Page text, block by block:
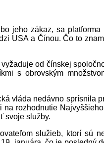
jeho zákaz, sa
USA a Čínou. Čo to
od čínskej
s obrovským
vláda nedávno sprísnila
rozhodnutie
svoje služby.
služieb, ktorí sú